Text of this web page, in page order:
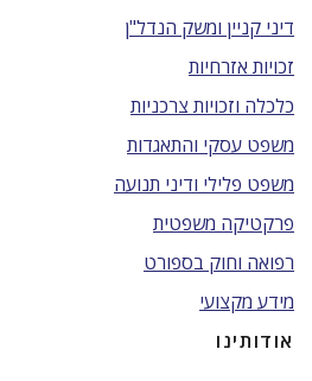
דיני קניין ומשק הנדל"ן
זכויות אזרחיות
כלכלה וזכויות צרכניות
משפט עסקי והתאגדות
משפט פלילי ודיני תנועה
פרקטיקה משפטית
רפואה וחוק בספורט
מידע מקצועי
אודותינו